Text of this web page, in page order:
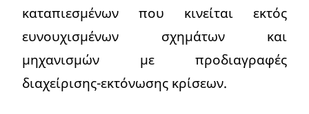
καταπιεσμένων που κινείται εκτός
ευνουχισμένων σχημάτων και
μηχανισμών με προδιαγραφές
διαχείρισης-εκτόνωσης κρίσεων.